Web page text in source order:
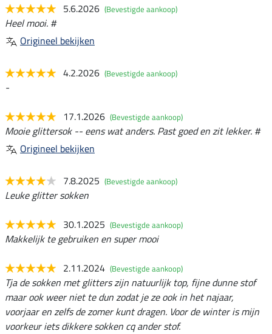
5.6.2026 (Bevestigde aankoop)
Heel mooi. #
Origineel bekijken
4.2.2026 (Bevestigde aankoop)
-
17.1.2026 (Bevestigde aankoop)
Mooie glittersok -- eens wat anders. Past goed en zit lekker. #
Origineel bekijken
7.8.2025 (Bevestigde aankoop)
Leuke glitter sokken
30.1.2025 (Bevestigde aankoop)
Makkelijk te gebruiken en super mooi
2.11.2024 (Bevestigde aankoop)
Tja de sokken met glitters zijn natuurlijk top, fijne dunne stof
maar ook weer niet te dun zodat je ze ook in het najaar,
voorjaar en zelfs de zomer kunt dragen. Voor de winter is mijn
voorkeur iets dikkere sokken cq ander stof.